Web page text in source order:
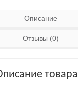
Описание
Отзывы (0)
товара